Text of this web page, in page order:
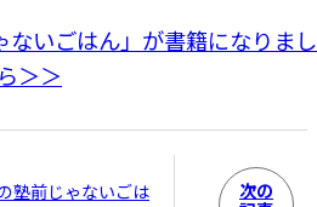
塾前じゃないごは
次の